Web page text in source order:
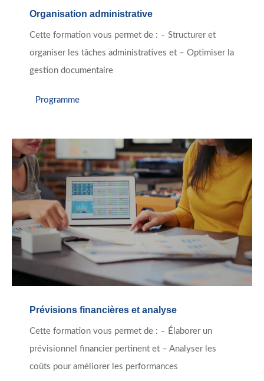
Organisation administrative
Cette formation vous permet de : – Structurer et
organiser les tâches administratives et – Optimiser la
gestion documentaire
Programme
Prévisions financières et analyse
Cette formation vous permet de : – Élaborer un
prévisionnel financier pertinent et – Analyser les
coûts pour améliorer les performances